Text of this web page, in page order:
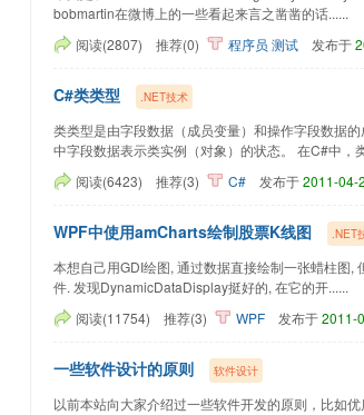
bobmartin在微博上的一些看起来言之凿凿的话......
阅读(2807)
推荐(0) 程序员 测试 发布于
C#类类型 .NET技术
类类型是由字段数据（成员变量）和操作字段数据
中字段数据表示类实例（对象）的状态。 在C#中，
阅读(6423)
推荐(3) C# 发布于2011-04-
WPF中使用amCharts绘制股票K线图 .NET
本想自己用GDI绘图, 通过数据直接绘制一张蜡柱图
件. 发现DynamicDataDisplay挺好的, 在它的开......
阅读(11754)
推荐(3) WPF 发布于2011-
一些软件设计的原则 软件设计
以前本站向大家介绍过一些软件开发的原则，比如